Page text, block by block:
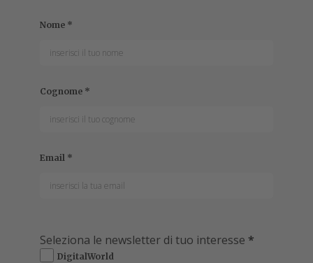
Nome *
Cognome *
Email *
Seleziona le newsletter di tuo interesse *
DigitalWorld